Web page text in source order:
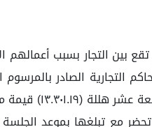
بين التجار بسبب
المدعى عليها
مع تبلغها بموعد